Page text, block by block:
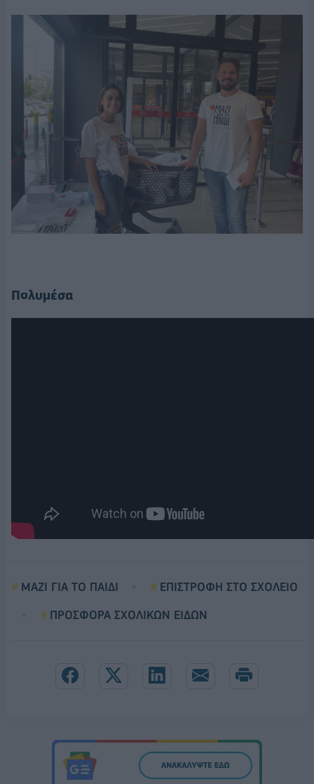
Πολυμέσα
ΜΑΖΙ ΓΙΑ ΤΟ ΠΑΙΔΙ
ΕΠΙΣΤΡΟΦΗ ΣΤΟ ΣΧΟΛΕΙΟ
ΠΡΟΣΦΟΡΑ ΣΧΟΛΙΚΩΝ ΕΙΔΩΝ